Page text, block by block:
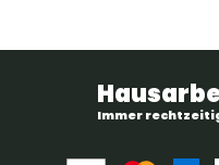
Immer